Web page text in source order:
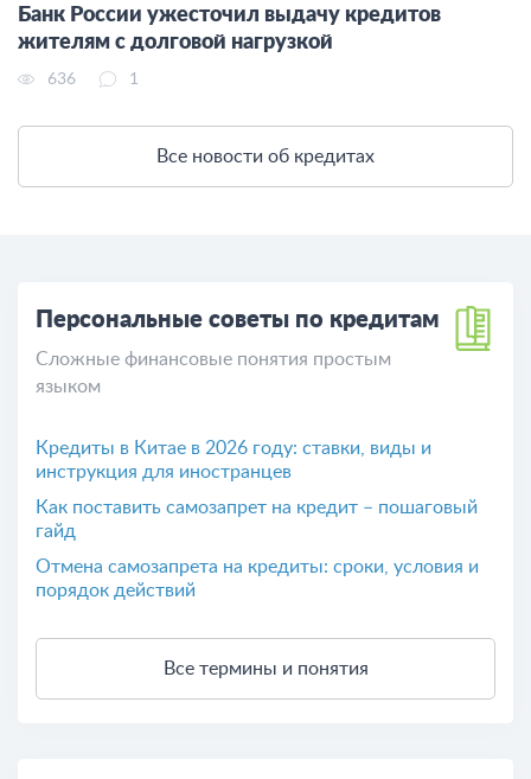
Банк России ужесточил выдачу кредитов
жителям с долговой нагрузкой
636 1
Все новости об кредитах
Персональные советы по кредитам
Сложные финансовые понятия простым
языком
Кредиты в Китае в 2026 году: ставки, виды и
инструкция для иностранцев
Как поставить самозапрет на кредит – пошаговый
гайд
Отмена самозапрета на кредиты: сроки, условия и
порядок действий
Все термины и понятия